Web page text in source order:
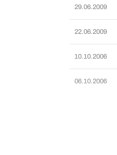
29.06.2009
22.06.2009
10.10.2006
06.10.2006